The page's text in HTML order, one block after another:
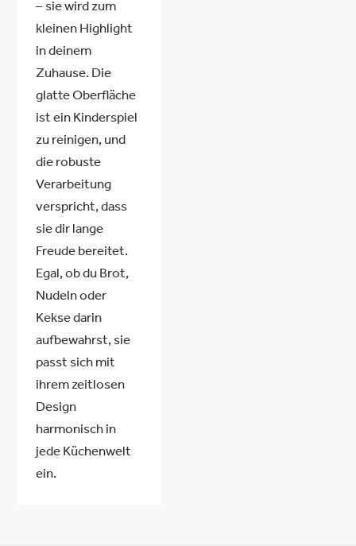
– sie wird zum
kleinen Highlight
in deinem
Zuhause. Die
glatte Oberfläche
ist ein Kinderspiel
zu reinigen, und
die robuste
Verarbeitung
verspricht, dass
sie dir lange
Freude bereitet.
Egal, ob du Brot,
Nudeln oder
Kekse darin
aufbewahrst, sie
passt sich mit
ihrem zeitlosen
Design
harmonisch in
jede Küchenwelt
ein.